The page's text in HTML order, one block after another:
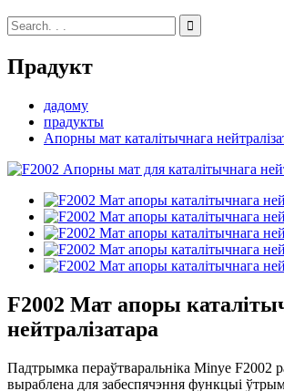
Прадукт
дадому
прадукты
Апорны мат каталітычнага
F2002 Мат апоры
нейтралізатара
Падтрымка пераўтваральніка Minye F2002
выраблена для забеспячэння функцыі